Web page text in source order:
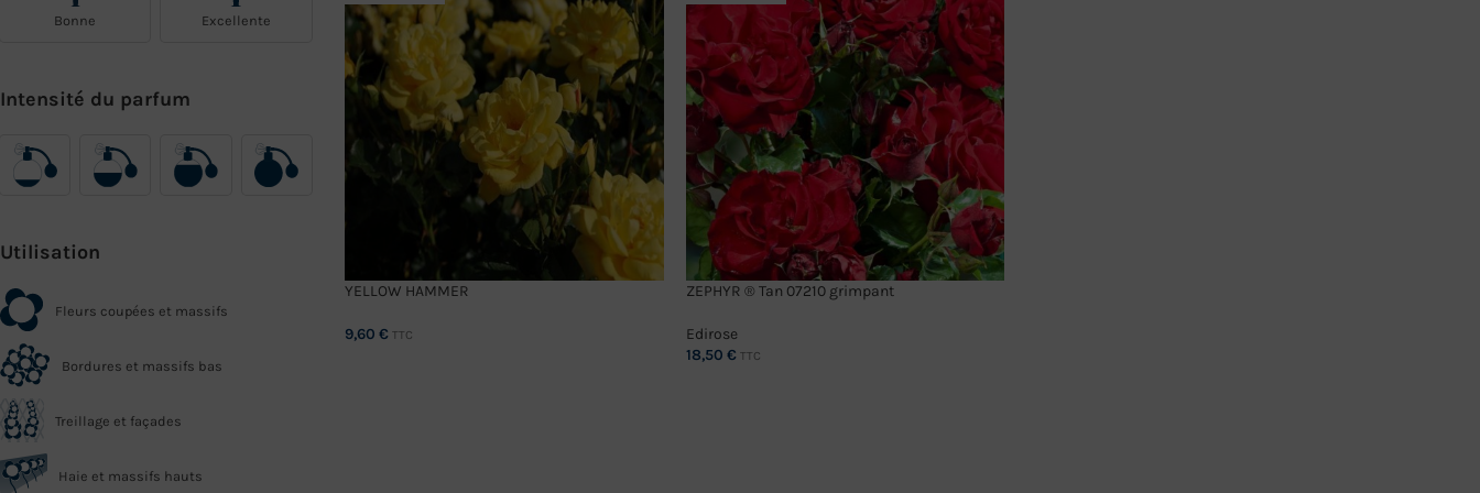
Bonne Excellente
Intensité du parfum
Utilisation
Fleurs coupées et massifs
Bordures et massifs bas
Treillage et façades
Haie et massifs hauts
YELLOW HAMMER
9,60 € TTC
ZEPHYR ® Tan 07210 grimpant
Edirose
18,50 € TTC